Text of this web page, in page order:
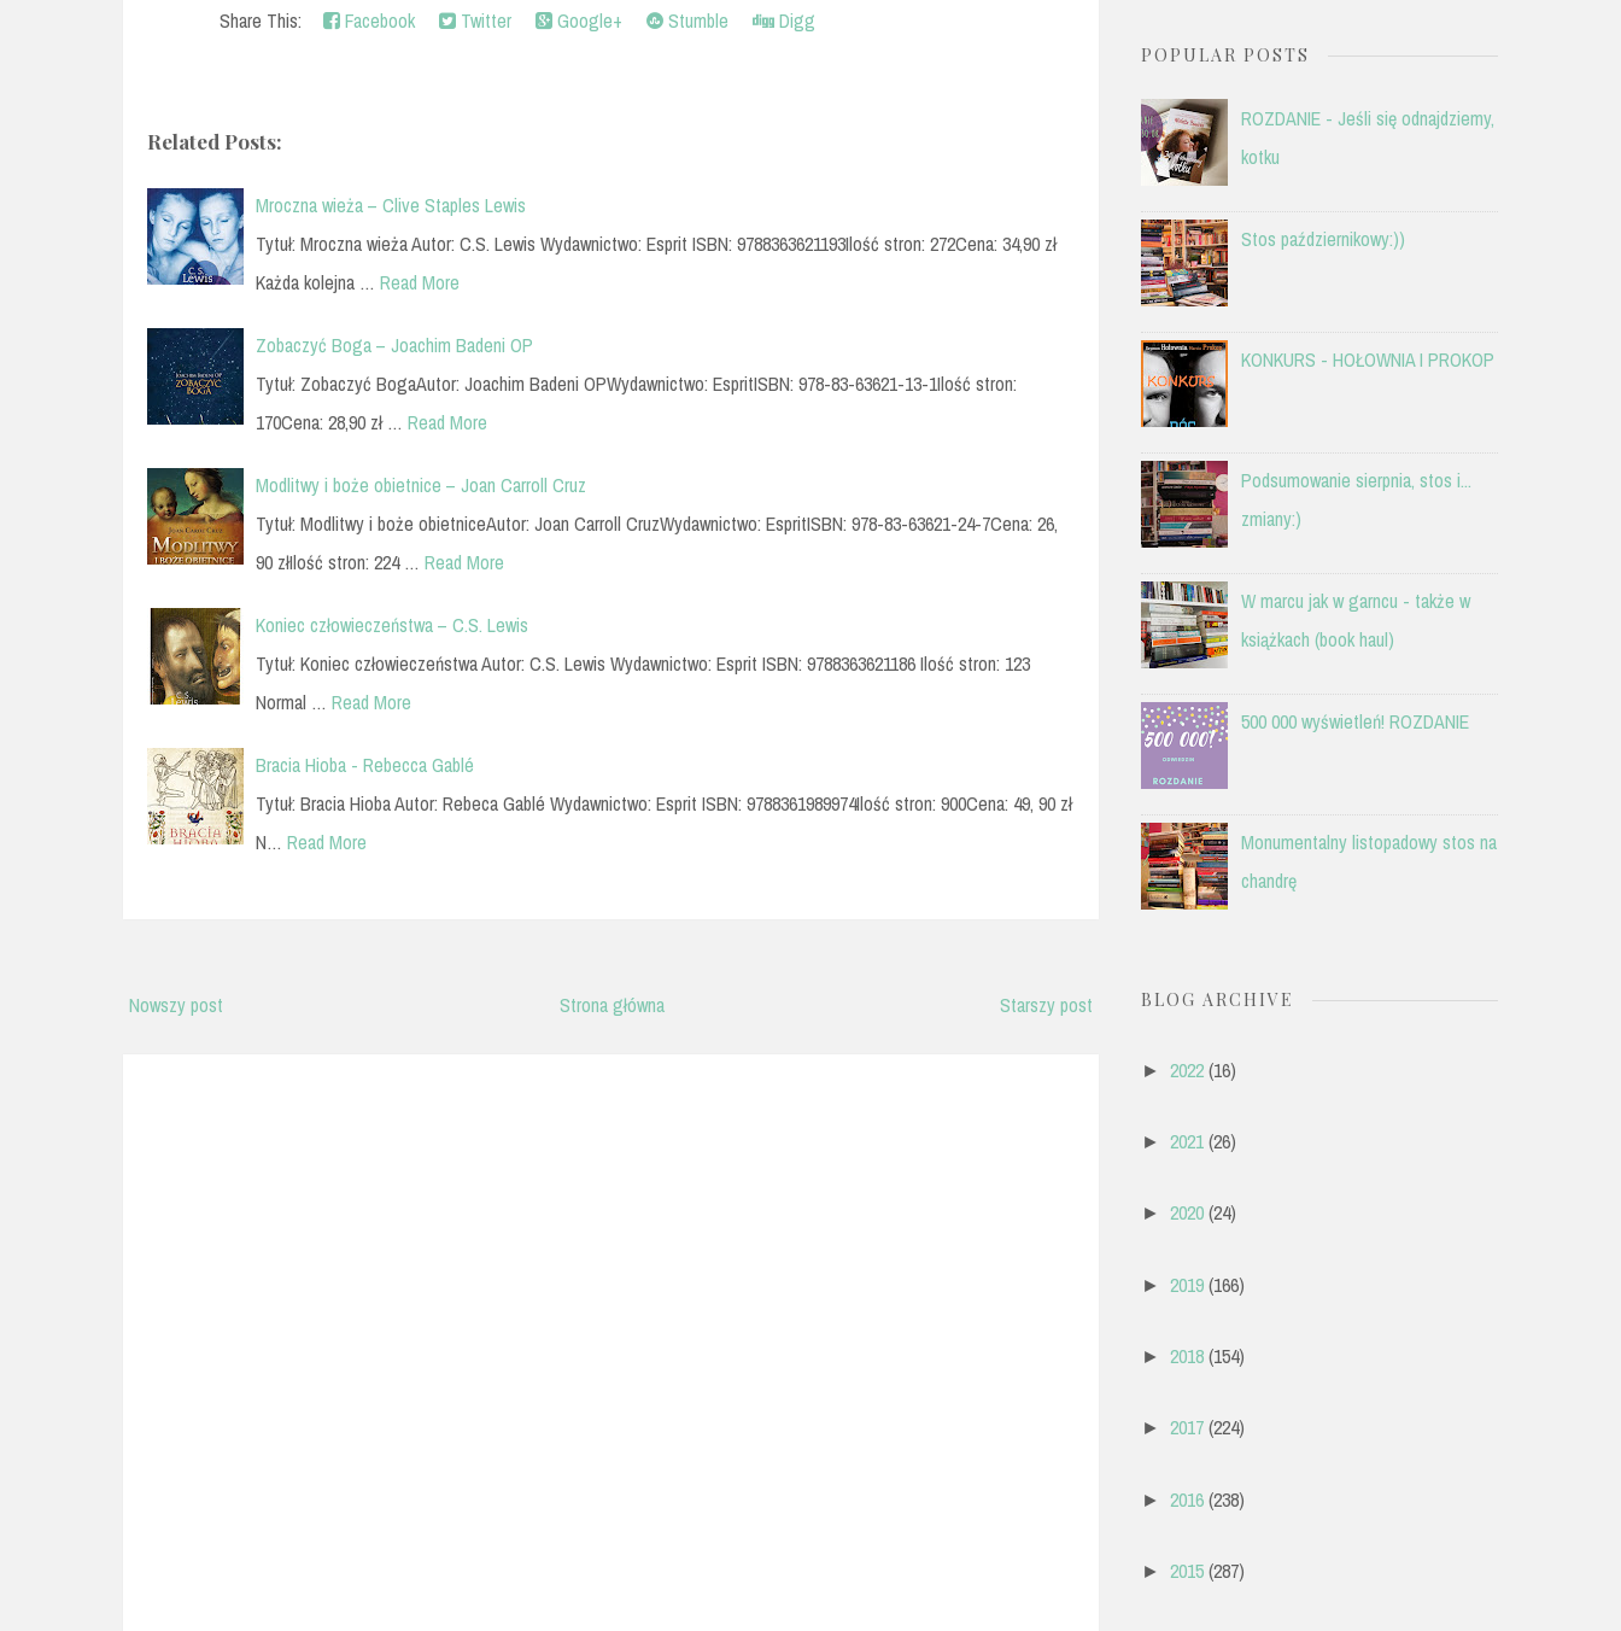
Share This: Facebook Twitter Google+ Stumble Digg
Related Posts:
Mroczna wieża – Clive Staples Lewis
Tytuł: Mroczna wieża Autor: C.S. Lewis Wydawnictwo: Esprit ISBN: 9788363621193Ilość stron: 272Cena: 34,90 zł
Każda kolejna … Read More
Zobaczyć Boga – Joachim Badeni OP
Tytuł: Zobaczyć BogaAutor: Joachim Badeni OPWydawnictwo: EspritISBN: 978-83-63621-13-1Ilość stron:
170Cena: 28,90 zł … Read More
Modlitwy i boże obietnice – Joan Carroll Cruz
Tytuł: Modlitwy i boże obietniceAutor: Joan Carroll CruzWydawnictwo: EspritISBN: 978-83-63621-24-7Cena: 26,
90 złIlość stron: 224 … Read More
Koniec człowieczeństwa – C.S. Lewis
Tytuł: Koniec człowieczeństwa Autor: C.S. Lewis Wydawnictwo: Esprit ISBN: 9788363621186 Ilość stron: 123
Normal … Read More
Bracia Hioba - Rebecca Gablé
Tytuł: Bracia Hioba Autor: Rebeca Gablé Wydawnictwo: Esprit ISBN: 9788361989974Ilość stron: 900Cena: 49, 90 zł
N… Read More
Nowszy post Starszy post
Strona główna
POPULAR POSTS
ROZDANIE - Jeśli się odnajdziemy,
kotku
Stos październikowy:))
KONKURS - HOŁOWNIA I PROKOP
Podsumowanie sierpnia, stos i...
zmiany:)
W marcu jak w garncu - także w
książkach (book haul)
500 000 wyświetleń! ROZDANIE
Monumentalny listopadowy stos na
chandrę
BLOG ARCHIVE
► 2022 (16)
► 2021 (26)
► 2020 (24)
► 2019 (166)
► 2018 (154)
► 2017 (224)
► 2016 (238)
► 2015 (287)